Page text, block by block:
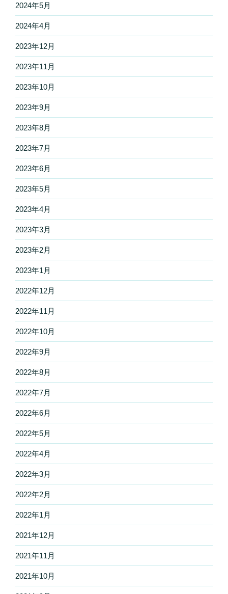
2024年5月
2024年4月
2023年12月
2023年11月
2023年10月
2023年9月
2023年8月
2023年7月
2023年6月
2023年5月
2023年4月
2023年3月
2023年2月
2023年1月
2022年12月
2022年11月
2022年10月
2022年9月
2022年8月
2022年7月
2022年6月
2022年5月
2022年4月
2022年3月
2022年2月
2022年1月
2021年12月
2021年11月
2021年10月